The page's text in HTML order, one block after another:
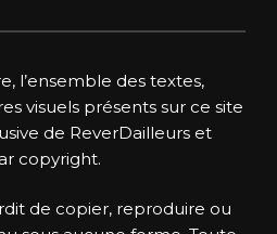
l’ensemble des textes,
visuels présents sur ce site
de ReverDailleurs et
copyright.
de copier, reproduire ou